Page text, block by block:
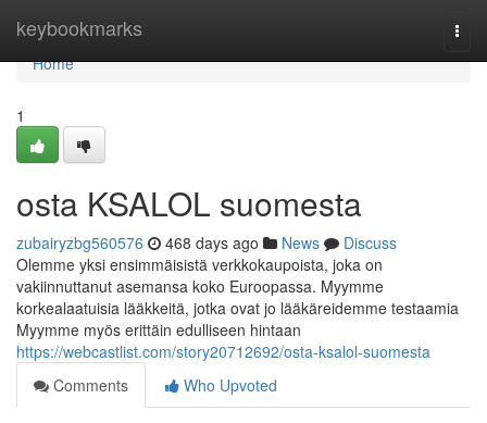
keybookmarks
Home
Home
1
osta KSALOL suomesta
zubairyzbg560576 468 days ago News
Discuss
Olemme yksi ensimmäisistä verkkokaupoista, joka on
vakiinnuttanut asemansa koko Euroopassa. Myymme
korkealaatuisia lääkkeitä, jotka ovat jo lääkäreidemme testaamia
Myymme myös erittäin edulliseen hintaan
https://webcastlist.com/story20712692/osta-ksalol-suomesta
Comments
Who Upvoted